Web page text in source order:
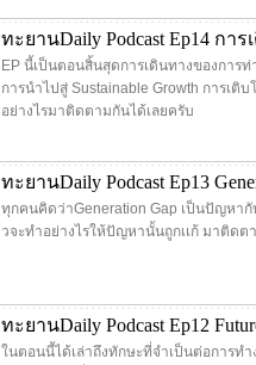
ทะยานDaily Podcast Ep14 กา
EP นี้เป็นตอนสิ้นสุดการเดินทางของการท่
การนำไปสู่ Sustainable Growth การเติบ
อย่างไรมาติดตามกันได้เลยครับ
ทะยานDaily Podcast Ep13
ทุกคนคิดว่าGeneration Gap เป็นปัญหา
วจะทำอย่างไรให้ปัญหานั้นถูกเเก้ มาติด
ทะยานDaily Podcast Ep12
ในตอนนี้ได้เล่าถึงทักษะที่จำเป็นต่อการท